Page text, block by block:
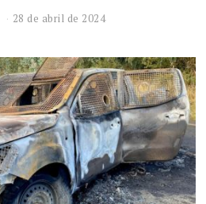
28 de abril de 2024